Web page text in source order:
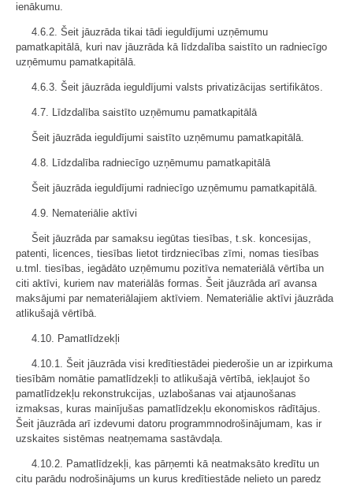
ienākumu.
4.6.2. Šeit jāuzrāda tikai tādi ieguldījumi uzņēmumu
pamatkapitālā, kuri nav jāuzrāda kā līdzdalība saistīto un radniecīgo
uzņēmumu pamatkapitālā.
4.6.3. Šeit jāuzrāda ieguldījumi valsts privatizācijas sertifikātos.
4.7. Līdzdalība saistīto uzņēmumu pamatkapitālā
Šeit jāuzrāda ieguldījumi saistīto uzņēmumu pamatkapitālā.
4.8. Līdzdalība radniecīgo uzņēmumu pamatkapitālā
Šeit jāuzrāda ieguldījumi radniecīgo uzņēmumu pamatkapitālā.
4.9. Nemateriālie aktīvi
Šeit jāuzrāda par samaksu iegūtas tiesības, t.sk. koncesijas,
patenti, licences, tiesības lietot tirdzniecības zīmi, nomas tiesības
u.tml. tiesības, iegādāto uzņēmumu pozitīva nemateriālā vērtība un
citi aktīvi, kuriem nav materiālās formas. Šeit jāuzrāda arī avansa
maksājumi par nemateriālajiem aktīviem. Nemateriālie aktīvi jāuzrāda
atlikušajā vērtībā.
4.10. Pamatlīdzekļi
4.10.1. Šeit jāuzrāda visi kredītiestādei piederošie un ar izpirkuma
tiesībām nomātie pamatlīdzekļi to atlikušajā vērtībā, iekļaujot šo
pamatlīdzekļu rekonstrukcijas, uzlabošanas vai atjaunošanas
izmaksas, kuras mainījušas pamatlīdzekļu ekonomiskos rādītājus.
Šeit jāuzrāda arī izdevumi datoru programmnodrošinājumam, kas ir
uzskaites sistēmas neatņemama sastāvdaļa.
4.10.2. Pamatlīdzekļi, kas pārņemti kā neatmaksāto kredītu un
citu parādu nodrošinājums un kurus kredītiestāde nelieto un paredz